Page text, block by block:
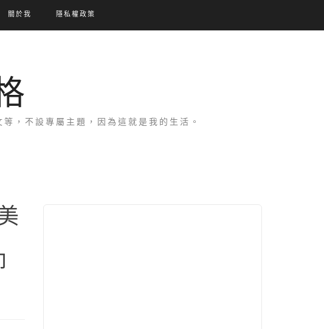
關於我 隱私權政策
，不設專屬主題，因為這就是我的生活。